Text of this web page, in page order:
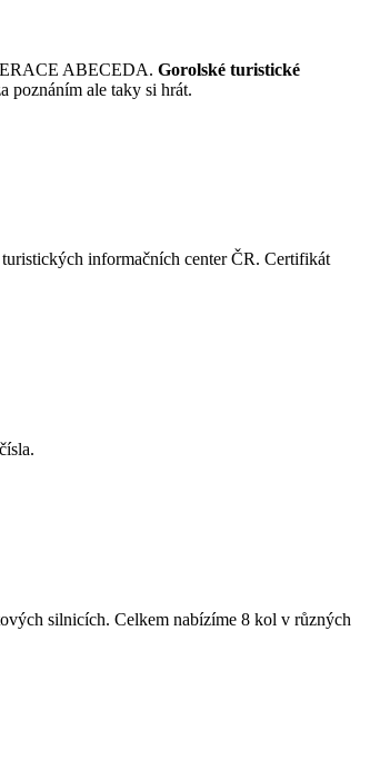
ABECEDA. Gorolské turistické
poznáním ale taky si hrát.
informačních center ČR. Certifikát
silnicích. Celkem nabízíme 8 kol v různých